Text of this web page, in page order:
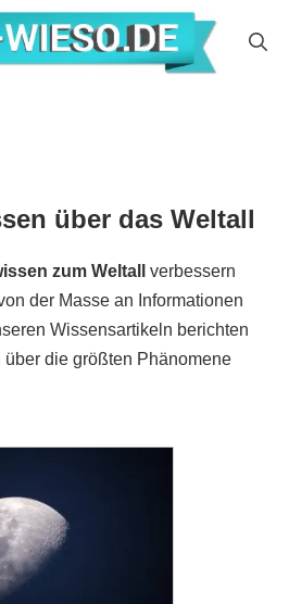
über das Weltall
zum Weltall
verbessern
der Masse an Informationen
Wissensartikeln berichten
die größten Phänomene